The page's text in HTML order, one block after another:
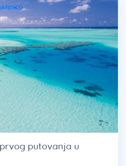
putovanja u